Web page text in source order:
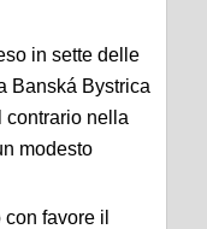
in sette delle
Banská Bystrica
contrario nella
modesto
favore il